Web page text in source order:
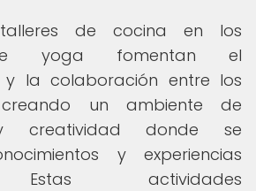
de cocina en los
yoga fomentan el
y la colaboración entre los
creando un ambiente de
creatividad donde se
y experiencias
Estas actividades